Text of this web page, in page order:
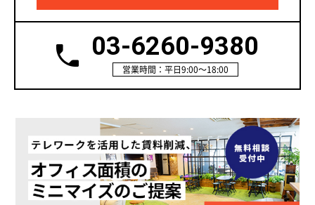
03-6260-9380
営業時間：平日9:00～18:00